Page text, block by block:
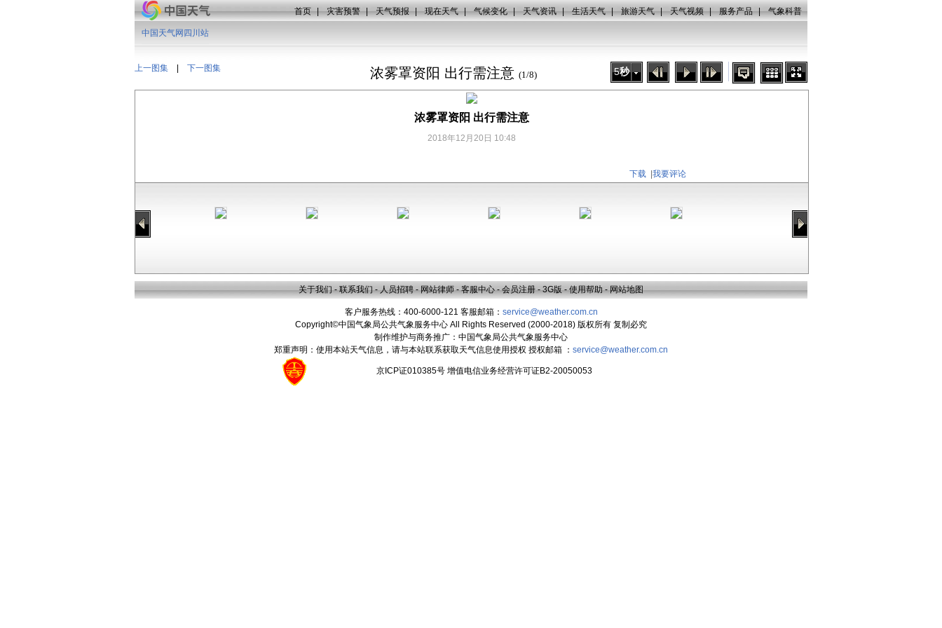
首页 | 灾害预警 | 天气预报 | 现在天气 | 气候变化 | 天气资讯 | 生活天气 | 旅游天气 | 天气视频 | 服务产品 | 气象科普
上一图集 下一图集
中国天气网四川站
浓雾罩资阳 出行需注意 (1/8) 5秒
浓雾罩资阳 出行需注意
2018年12月20日 10:48
下载 我要评论
关于我们 - 联系我们 - 人员招聘 - 网站律师 - 客服中心 - 会员注册 - 3G版 - 使用帮助 - 网站地图
客户服务热线：400-6000-121 客服邮箱： service@weather.com.cn
Copyright©中国气象局公共气象服务中心 All Rights Reserved (2000-2018) 版权所有 复制必究
制作维护与商务推广：中国气象局公共气象服务中心
郑重声明：使用本站天气信息，请与本站联系获取天气信息使用授权 授权邮箱 ： service@weather.com.cn
京ICP证010385号 增值电信业务经营许可证B2-20050053